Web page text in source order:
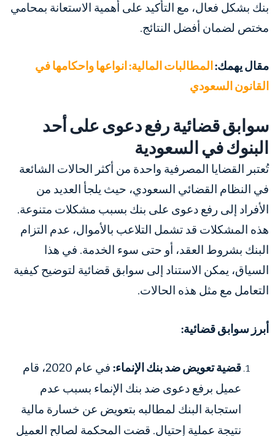
بنك بشكل فعال، مع التأكيد على أهمية الاستعانة بمحامي
مختص لضمان أفضل النتائج.
مقال يهمك:المطالبات المالية: انواعها واحكامها في
القانون السعودي
سوابق قضائية رفع دعوى على أحد
البنوك في السعودية
تُعتبر القضايا المصرفية واحدة من أكثر الحالات الشائعة
في النظام القضائي السعودي، حيث يلجأ العديد من
الأفراد إلى رفع دعوى على بنك بسبب مشكلات متنوعة.
هذه المشكلات قد تشمل التلاعب بالأموال، عدم التزام
البنك بشروط العقد، أو حتى سوء الخدمة. في هذا
السياق، يمكن الاستناد إلى سوابق قضائية لتوضيح كيفية
التعامل مع مثل هذه الحالات.
أبرز سوابق قضائية:
قضية تعويض ضد بنك الإنماء:
في عام 2020، قام
عميل برفع دعوى ضد بنك الإنماء بسبب عدم
استجابة البنك لمطالبه بتعويض عن خسارة مالية
نتيجة عملية إحتيال. قضت المحكمة لصالح العميل